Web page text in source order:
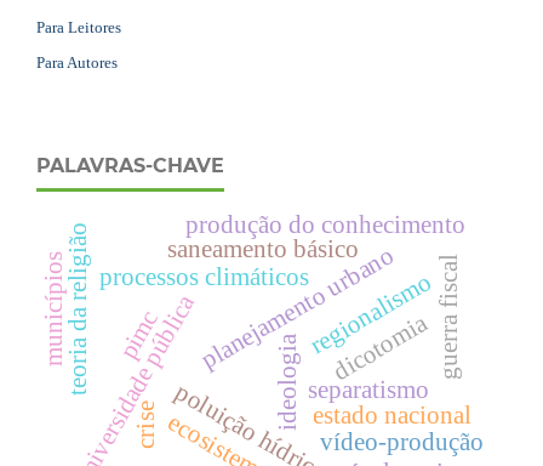
Para Leitores
Para Autores
PALAVRAS-CHAVE
planejamento urbano
ideologia
processos climáticos
poluição hídrica
saneamento básico
produção do conhecimento
universidade pública regionalismo
separatismo
crise estado nacional
guerra fiscal
vídeo-produção
teoria da religião
ecosistema
pimc
municípios dicotomia